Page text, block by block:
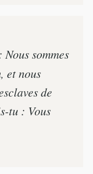
sommes
et nous
de
tu : Vous